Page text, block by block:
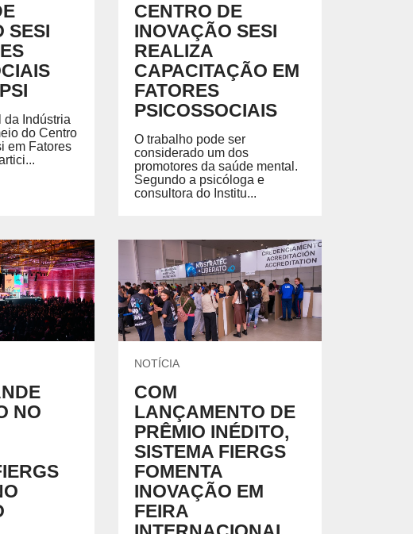
SESI
da Indústria
do Centro
em Fatores
CENTRO DE
INOVAÇÃO SESI
REALIZA
CAPACITAÇÃO EM
FATORES
PSICOSSOCIAIS
O trabalho pode ser
considerado um dos
promotores da saúde mental.
Segundo a psicóloga e
consultora do Institu...
NO
NOTÍCIA
COM
LANÇAMENTO DE
PRÊMIO INÉDITO,
SISTEMA FIERGS
FOMENTA
INOVAÇÃO EM
FEIRA